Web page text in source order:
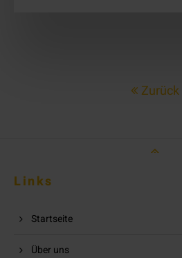
Zurück
Links
Startseite
Über uns